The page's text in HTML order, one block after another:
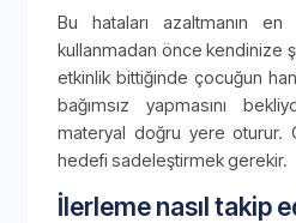
Bu hataları azaltmanın
kullanmadan önce kendinize
etkinlik bittiğinde çocuğun
bağımsız yapmasını
materyal doğru yere oturur.
hedefi sadeleştirmek gerekir.
İlerleme nasıl takip